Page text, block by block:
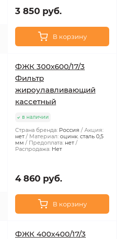
3 850 руб.
В корзину
ФЖК 300х600/17/3
Фильтр
жироулавливающий
кассетный
в наличии
Страна бренда: Россия
Акция:
нет
Материал: оцинк. сталь 0,5
мм
Предоплата: нет
Распродажа: Нет
4 860 руб.
В корзину
ФЖК 400х400/17/3